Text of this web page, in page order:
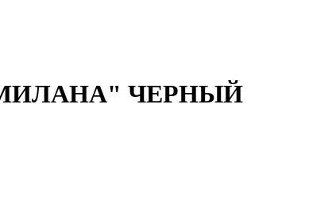
"МИЛАНА" ЧЕРНЫЙ